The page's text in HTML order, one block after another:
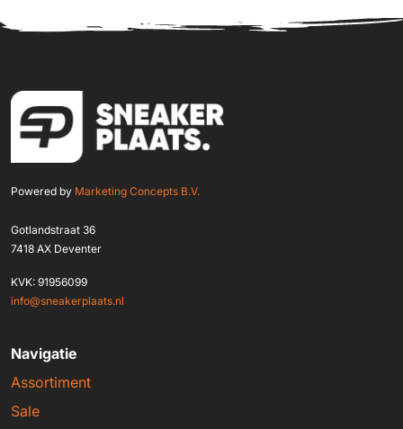
Powered by Marketing Concepts B.V.
Gotlandstraat 36
7418 AX Deventer
KVK: 91956099
info@sneakerplaats.nl
Navigatie
Assortiment
Sale